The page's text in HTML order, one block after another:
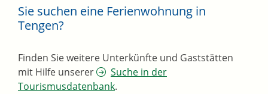
Sie suchen eine Ferienwohnung in
Tengen?
Finden Sie weitere Unterkünfte und Gaststätten
mit Hilfe unserer
Suche in der
Tourismusdatenbank.